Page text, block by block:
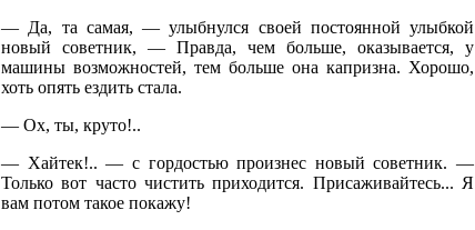
— Да, та самая, — улыбнулся своей постоянной улыбкой
новый советник, — Правда, чем больше, оказывается, у
машины возможностей, тем больше она капризна. Хорошо,
хоть опять ездить стала.
— Ох, ты, круто!..
— Хайтек!.. — с гордостью произнес новый советник. —
Только вот часто чистить приходится. Присаживайтесь... Я
вам потом такое покажу!